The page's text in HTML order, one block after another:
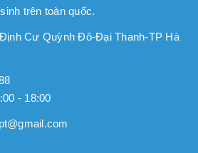
trên toàn quốc.
Cư Quỳnh Đô-Đại Thanh-TP Hà
- 18:00